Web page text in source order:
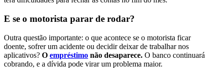
E se o motorista parar de rodar?
Outra questão importante: o que acontece se o motorista ficar
doente, sofrer um acidente ou decidir deixar de trabalhar nos
aplicativos? O empréstimo não desaparece. O banco continuará
cobrando, e a dívida pode virar um problema maior.